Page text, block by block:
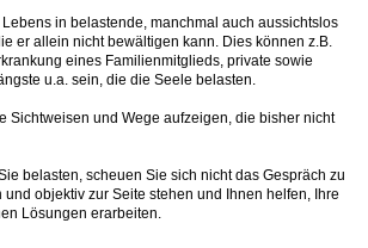
in belastende, manchmal auch aussichtslos
er allein nicht bewältigen kann. Dies können z.B.
eines Familienmitglieds, private sowie
u.a. sein, die die Seele belasten.
Sichtweisen und Wege aufzeigen, die bisher nicht
belasten, scheuen Sie sich nicht das Gespräch zu
objektiv zur Seite stehen und Ihnen helfen, Ihre
Lösungen erarbeiten.